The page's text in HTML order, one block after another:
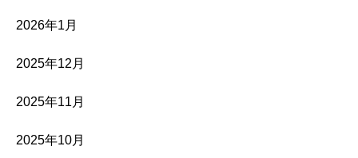
2026年1月
2025年12月
2025年11月
2025年10月